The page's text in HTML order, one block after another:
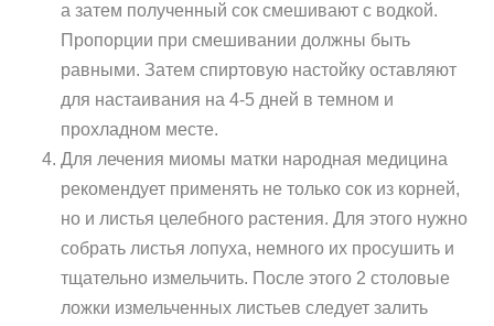
а затем полученный сок смешивают с водкой.
Пропорции при смешивании должны быть
равными. Затем спиртовую настойку оставляют
для настаивания на 4-5 дней в темном и
прохладном месте.
Для лечения миомы матки народная медицина
рекомендует применять не только сок из корней,
но и листья целебного растения. Для этого нужно
собрать листья лопуха, немного их просушить и
тщательно измельчить. После этого 2 столовые
ложки измельченных листьев следует залить